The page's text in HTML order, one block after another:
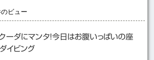
のビュー
ーダにマンタ！今日はお腹いっぱいの座
イビング